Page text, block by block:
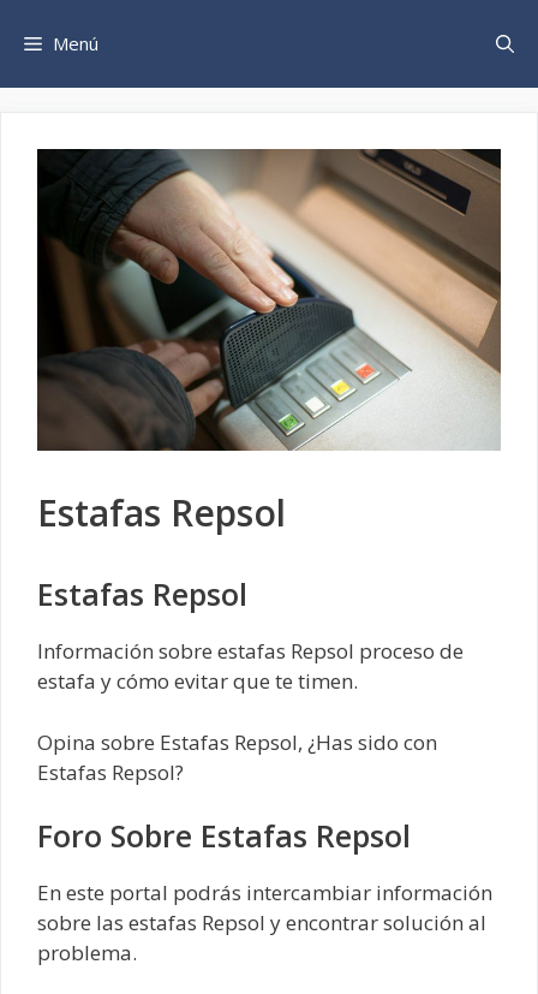
Menú
Estafas Repsol
Estafas Repsol
Información sobre estafas Repsol proceso de
estafa y cómo evitar que te timen.
Opina sobre Estafas Repsol, ¿Has sido con
Estafas Repsol?
Foro Sobre Estafas Repsol
En este portal podrás intercambiar información
sobre las estafas Repsol y encontrar solución al
problema.